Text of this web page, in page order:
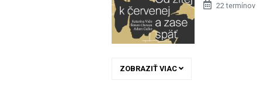
22 termínov
ZOBRAZIŤ VIAC